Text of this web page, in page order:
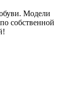
Модели
собственной